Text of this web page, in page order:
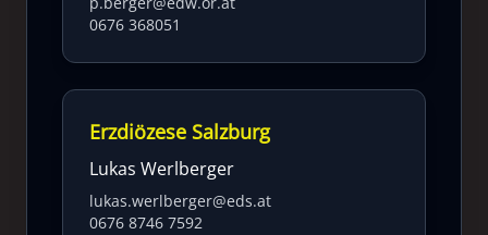
0676 368051
Erzdiözese Salzburg
Lukas Werlberger
lukas.werlberger@eds.at
0676 8746 7592